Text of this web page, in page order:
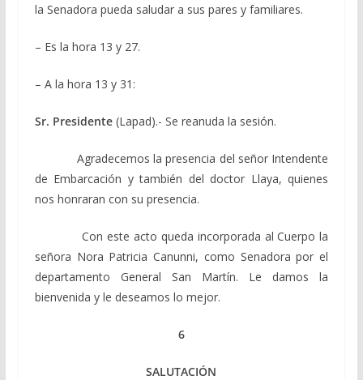
la Senadora pueda saludar a sus pares y familiares.
– Es la hora 13 y 27.
– A la hora 13 y 31:
Sr. Presidente (Lapad).- Se reanuda la sesión.
Agradecemos la presencia del señor Intendente
de Embarcación y también del doctor Llaya, quienes
nos honraran con su presencia.
Con este acto queda incorporada al Cuerpo la
señora Nora Patricia Canunni, como Senadora por el
departamento General San Martín. Le damos la
bienvenida y le deseamos lo mejor.
6
SALUTACIÓN